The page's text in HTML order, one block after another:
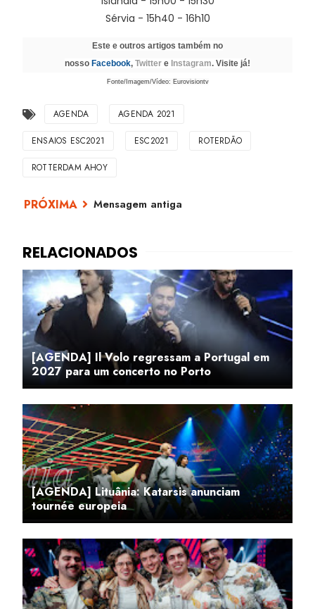
Sérvia - 15h40 - 16h10
Este e outros artigos também no
nosso Facebook, Twitter e Instagram. Visite já!
Fonte/Imagem/Vídeo: Eurovisiontv
AGENDA AGENDA 2021
ENSAIOS ESC2021 ESC2021 ROTERDÃO
ROTTERDAM AHOY
Mensagem antiga
[AGENDA] Il Volo regressam a Portugal em
2027 para um concerto no Porto
[AGENDA] Lituânia: Katarsis anunciam
tournée europeia